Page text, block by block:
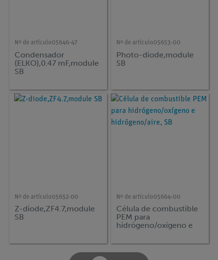
Nº de artículo05646-47
Condensador
(ELKO),0.47 mF,module
SB
Nº de artículo05653-00
Photo-diode,module
SB
Nº de artículo05652-00
Z-diode,ZF4.7,module
SB
Nº de artículo05664-00
Célula de combustible
PEM para
hidrógeno/oxígeno e